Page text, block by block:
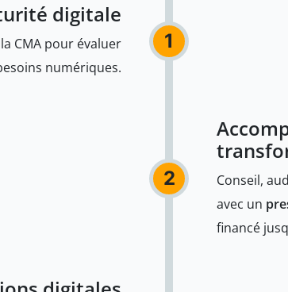
1
digitale
CMA pour évaluer
numériques.
2
Conseil,
avec un
financé